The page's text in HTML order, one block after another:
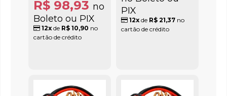
R$ 98,93 no
Boleto ou PIX
12x de R$ 10,90 no
cartão de crédito
PIX
12xde R$ 21,37no
cartão de crédito